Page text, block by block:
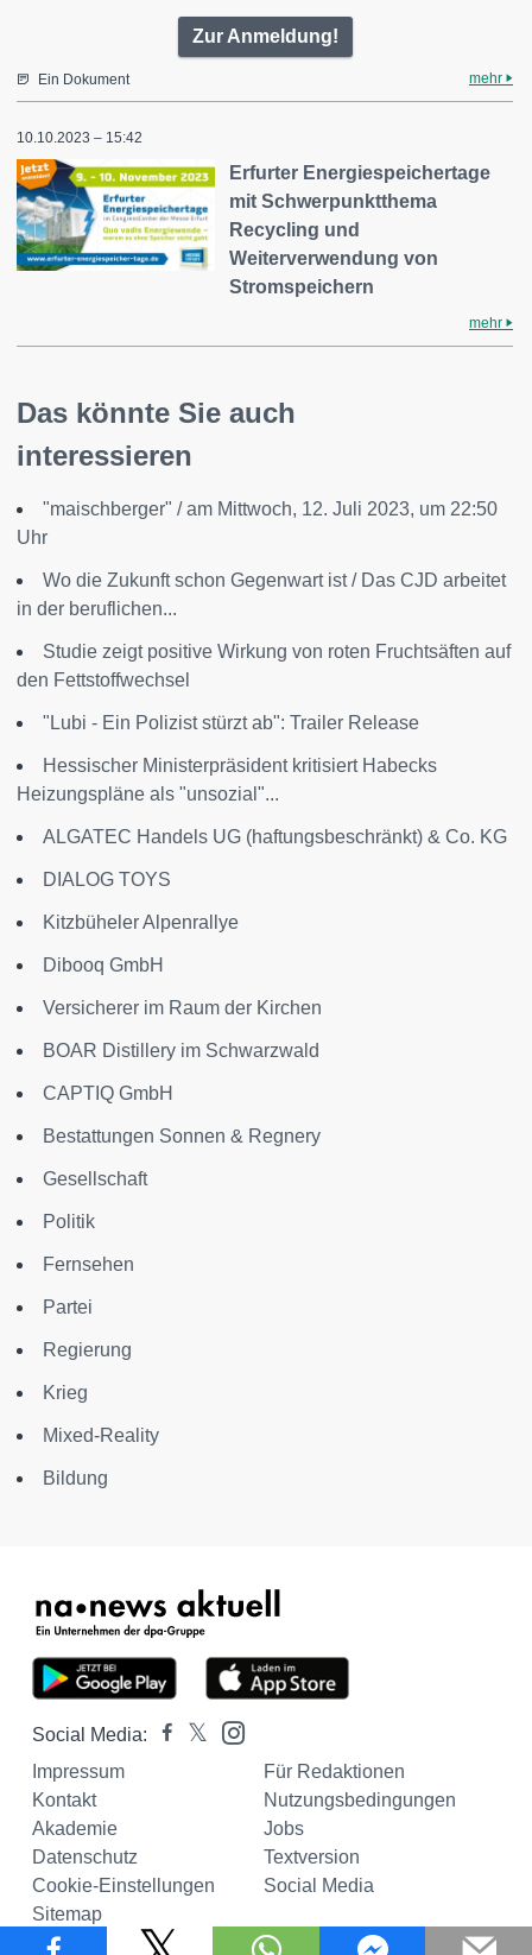
Zur Anmeldung!
Ein Dokument mehr
10.10.2023 – 15:42
Erfurter Energiespeichertage
mit Schwerpunktthema
Recycling und
Weiterverwendung von
Stromspeichern
mehr
Das könnte Sie auch
interessieren
"maischberger" / am Mittwoch, 12. Juli 2023, um 22:50
Uhr
Wo die Zukunft schon Gegenwart ist / Das CJD arbeitet
in der beruflichen...
Studie zeigt positive Wirkung von roten Fruchtsäften auf
den Fettstoffwechsel
"Lubi - Ein Polizist stürzt ab": Trailer Release
Hessischer Ministerpräsident kritisiert Habecks
Heizungspläne als "unsozial"...
ALGATEC Handels UG (haftungsbeschränkt) & Co. KG
DIALOG TOYS
Kitzbüheler Alpenrallye
Dibooq GmbH
Versicherer im Raum der Kirchen
BOAR Distillery im Schwarzwald
CAPTIQ GmbH
Bestattungen Sonnen & Regnery
Gesellschaft
Politik
Fernsehen
Partei
Regierung
Krieg
Mixed-Reality
Bildung
Social Media:
Impressum
Für Redaktionen
Kontakt
Nutzungsbedingungen
Akademie
Jobs
Datenschutz
Textversion
Cookie-Einstellungen
Social Media
Sitemap